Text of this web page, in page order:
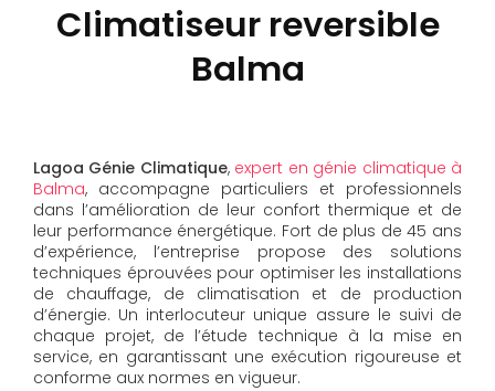
Climatiseur reversible
Balma
Lagoa Génie Climatique, expert en génie climatique à
Balma, accompagne particuliers et professionnels
dans l’amélioration de leur confort thermique et de
leur performance énergétique. Fort de plus de 45 ans
d’expérience, l’entreprise propose des solutions
techniques éprouvées pour optimiser les installations
de chauffage, de climatisation et de production
d’énergie. Un interlocuteur unique assure le suivi de
chaque projet, de l’étude technique à la mise en
service, en garantissant une exécution rigoureuse et
conforme aux normes en vigueur.